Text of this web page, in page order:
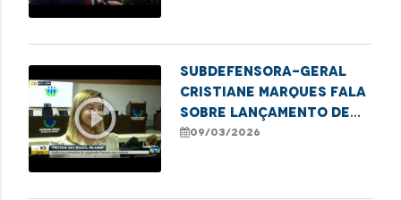
play_circle_outline
Subdefensora-geral
Cristiane Marques fala
sobre lançamento de
cartilha financeira
09/03/2026